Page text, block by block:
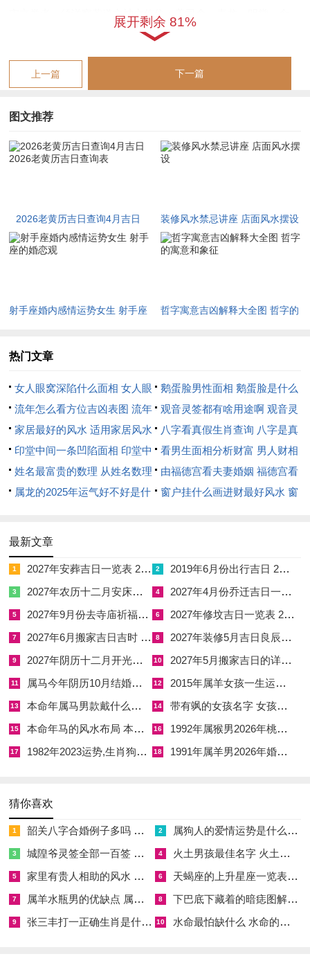
市立券者，须详察黄道六神之值位；盖司命，青龙、明堂，金
匮、天德，玉堂为六黄道之神，值日之时百事皆宜，凶煞退避。
四月十日干支甲寅。值神司命，建除十二神逢开日，冲猴煞北，
而行，主财源广进而百事亨通。
若经营者五行属金，命局喜火者。火旺之年得官杀之力主掌权柄
年丙午加身压力倍增，则须避开丙午，丁巳等火旺之日，而择辰
日，酉日等土金旺相之日以中与火气。
忽得调令、或临外派、或遇岗位更迭，若命局喜动则此变动为升
事业测算尚须观大运流年之交会。若大运在木火之地者，丙午年
婚嫁良辰之择吉要义与年月冲合辨析
婚嫁择吉乃人生重事。丙午流年太岁值午马，凡择婚期者必先避
与太岁相冲相害之日；四月丙午年壬辰月辰与午无冲无刑，属相
四月十四日干支为壬辰。值神天德，建除十二神逢成日，冲狗煞
南，辰为龙、午为马，辰午虽无冲克然辰土能晦午火之烈，反使
婚庆之日火气不燥而喜庆绵长。
更妙者，四月二十三日干支甲戌，值神天德，建除十二神逢开
日，冲鸡煞西，戌与流年午马成寅午戌三合火局之势，火主喜**
火，夫妻缔结于此日者，寓意婚后家业兴隆、红红火火；然婚嫁
择日非仅看黄道吉神，更须合新人之生辰八字与日柱。
若女命八字日支为子者。子与流年午马相冲，主是年情感波动，
择婚期当避开子日，且四月十日子日更当避之；若男命日主为壬
癸水而身弱者，流年丙午火旺财旺，财多身弱则妻财成负累，须
夫咸池星即桃花煞。丙午年午为桃花本气，流年自带桃花之象，
未婚者于此年缔结良缘正合天时已婚者则须防桃花过旺而生外情
然若有命主日柱逢子者。子午桃花冲而动，若择婚期不当反易导
致情感纠纷，当以巳日，丑日等合金局之日以合住子午之冲，才
展开剩余 81%
上一篇 下一篇
图文推荐
2026老黄历吉日查询4月吉日
2026老黄历吉日查询表
装修风水禁忌讲座 店面风水摆设
射手座婚内感情运势女生 射手座
哲字寓意吉凶解释大全图 哲字的
热门文章
女人眼窝深陷什么面相 女人眼
窝深陷是短命相吗
鹅蛋脸男性面相 鹅蛋脸是什么
脸型男性
流年怎么看方位吉凶表图 流年
位置怎么看
观音灵签都有啥用途啊 观音灵
签全部签签词
家居最好的风水 适用家居风水
八字看真假生肖查询 八字是真
还是假
印堂中间一条凹陷面相 印堂中
间有条线沟好不好
看男生面相分析财富 男人财相
从哪里看
姓名最富贵的数理 从姓名数理
看富豪
由福德宫看夫妻婚姻 福德宫看
配偶生肖
属龙的2025年运气好不好是什
2025年属龙人的全年运势
窗户挂什么画进财最好风水 窗
最新文章
1 2027年安葬吉日一览表 2027年12月安葬吉日一览表 2 2019年6月份出行吉日 2027年6月出行吉日一览表
3 2027年农历十二月安床吉日 2027年正月安床吉日吉时查询 4 2027年4月份乔迁吉日一览表 2027年4月乔迁吉日吉时查询
5 2027年9月份去寺庙祈福的日子 2027年5月去寺庙吉日一览表 6 2027年修坟吉日一览表 2027年农历2月修坟吉日一览表
7 2027年6月搬家吉日吉时 2027年农历6月搬家吉日一览表 8 2027年装修5月吉日良辰查询表 2027年农历5月装修吉日一览表
9 2027年阴历十二月开光吉日 2027年12月开光吉日一览表 10 2027年5月搬家吉日的详细解释 2027年5月搬家吉日吉时查询
11 属马今年阴历10月结婚好吗 属马还有几年本命年结婚呢好吗 12 2015年属羊女孩一生运势 2015年属羊女2026年健康运好吗
13 本命年属马男款戴什么财神 本命年属马男士戴什么好一点 14 带有飒的女孩名字 女孩取名字带飒字有什么名字好听
15 本命年马的风水布局 本命年马的佛像怎么摆放 16 1992年属猴男2026年桃花运 1992年属猴男2026年感情运如何
17 1982年2023运势,生肖狗1982年2023运势 18 1991年属羊男2026年婚姻运势 1991年属羊男2026年感情运如何
猜你喜欢
1 韶关八字合婚例子多吗 韶关八字测风水 2 属狗人的爱情运势是什么意思 属狗的人爱情观
3 城隍爷灵签全部一百签 城隍爷灵签解签大全 4 火土男孩最佳名字 火土属性的字男孩名字有哪些
5 家里有贵人相助的风水 家里有贵人是什么意思 6 天蝎座的上升星座一览表 天蝎座的上升星座查询
7 属羊水瓶男的优缺点 属羊水瓶座男生性格爱情观 8 下巴底下藏着的暗痣图解 下巴尖底下有痣代表什么
9 张三丰打一正确生肖是什么意思 张三丰是指什么生肖 10 水命最怕缺什么 水命的人忌什么